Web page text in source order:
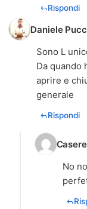
Rispondi
Daniele
Sono L
Da quando
aprire e
generale
Rispondi
No